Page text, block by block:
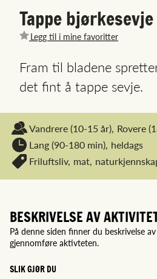
Tappe bjørkesevje
Legg til i mine favoritter
Fram til bladene
det fint å tappe sevje.
Vandrere(10-15 år), Rovere
Lang (90-180 min), heldags
Friluftsliv, mat,
BESKRIVELSE AV
På denne siden finner du beskrivelse
gjennomføre aktivteten.
SLIK GJØR DU